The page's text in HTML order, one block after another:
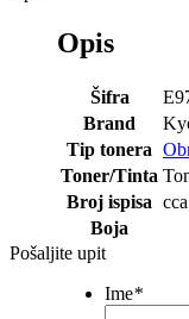
Opis
Šifra
Brand
Tip tonera
Toner/Tinta
Broj ispisa
Boja
Pošaljite upit
Ime*